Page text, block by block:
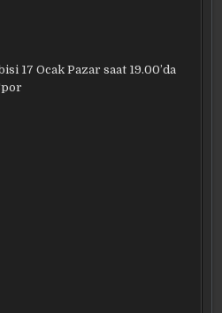
17 Ocak Pazar saat 19.00’da